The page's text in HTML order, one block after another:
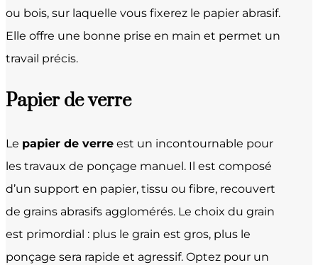
ou bois, sur laquelle vous fixerez le papier abrasif.
Elle offre une bonne prise en main et permet un
travail précis.
Papier de verre
Le papier de verre est un incontournable pour
les travaux de ponçage manuel. Il est composé
d’un support en papier, tissu ou fibre, recouvert
de grains abrasifs agglomérés. Le choix du grain
est primordial : plus le grain est gros, plus le
ponçage sera rapide et agressif. Optez pour un